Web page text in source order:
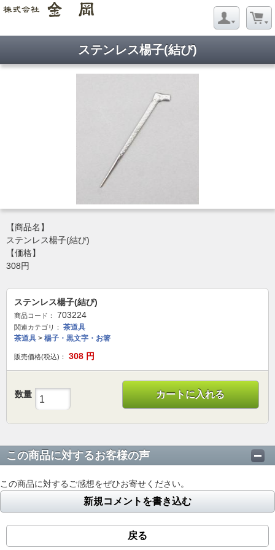
ステンレス楊子(結び)
【商品名】
ステンレス楊子(結び)
【価格】
308円
ステンレス楊子(結び)
商品コード： 703224
関連カテゴリ：
茶道具
茶道具 > 楊子・黒文字・お箸
販売価格(税込)： 308 円
数量 カートに入れる
この商品に対するお客様の声
この商品に対するご感想をぜひお寄せください。
新規コメントを書き込む
戻る